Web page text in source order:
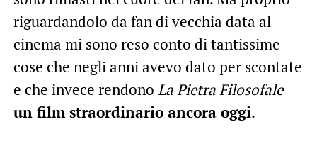
riguardandolo da fan di vecchia data al
cinema mi sono reso conto di tantissime
cose che negli anni avevo dato per scontate
e che invece rendono La Pietra Filosofale
un film straordinario ancora oggi.